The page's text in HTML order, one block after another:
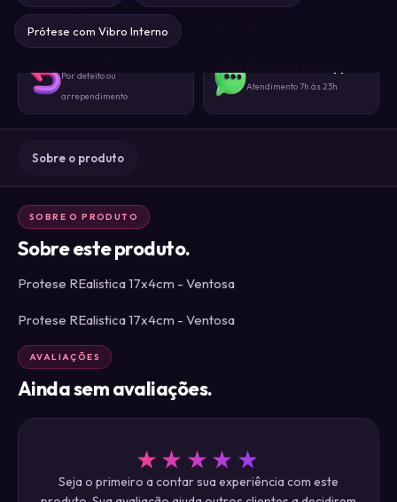
Prótese com Vibro Interno
Sem identificação externa
Por defeito ou
arrependimento
Atendimento 7h às 23h
Sobre o produto
SOBRE O PRODUTO
Sobre este produto.
Protese REalistica 17x4cm - Ventosa
Protese REalistica 17x4cm - Ventosa
AVALIAÇÕES
Ainda sem avaliações.
★★★★★
Seja o primeiro a contar sua experiência com este